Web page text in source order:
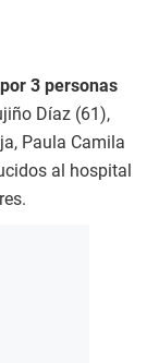
3 personas
Díaz (61),
Paula Camila
al hospital